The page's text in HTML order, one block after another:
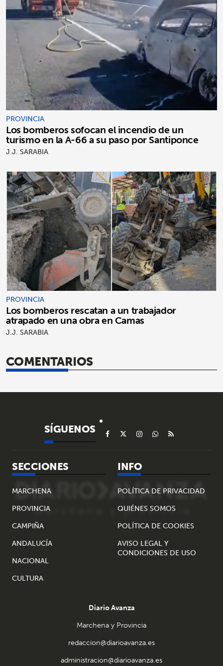
PROVINCIA
Los bomberos sofocan el incendio de un
turismo en la A-66 a su paso por Santiponce
J.J. SARABIA
PROVINCIA
Los bomberos rescatan a un trabajador
atrapado en una obra en Camas
J.J. SARABIA
COMENTARIOS
SÍGUENOS
SECCIONES
MARCHENA
PROVINCIA
CAMPIÑA
ANDALUCÍA
NACIONAL
CULTURA
INFO
POLÍTICA DE PRIVACIDAD
QUIÉNES SOMOS
POLÍTICA DE COOKIES
AVISO LEGAL Y
CONDICIONES DE USO
Diario Avanza
Marchena y Provincia
redaccion@diarioavanza.es
administracion@diarioavanza.es